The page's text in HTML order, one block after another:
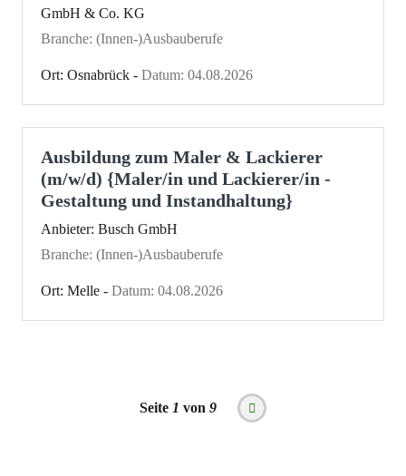
GmbH & Co. KG
Branche: (Innen-)Ausbauberufe
Ort: Osnabrück - Datum: 04.08.2026
Ausbildung zum Maler & Lackierer
(m/w/d) {Maler/in und Lackierer/in -
Gestaltung und Instandhaltung}
Anbieter: Busch GmbH
Branche: (Innen-)Ausbauberufe
Ort: Melle - Datum: 04.08.2026
Seitennummerierung
Seite 1 von 9
Nächste
Seite